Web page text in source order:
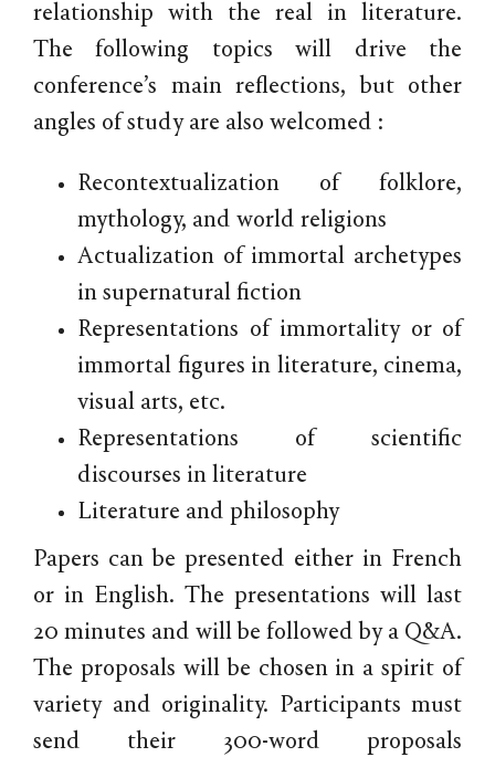
relationship with the real in literature.
The following topics will drive the
conference’s main reflections, but other
angles of study are also welcomed :
Recontextualization of folklore,
mythology, and world religions
Actualization of immortal archetypes
in supernatural fiction
Representations of immortality or of
immortal figures in literature, cinema,
visual arts, etc.
Representations of scientific
discourses in literature
Literature and philosophy
Papers can be presented either in French
or in English. The presentations will last
20 minutes and will be followed by a Q&A.
The proposals will be chosen in a spirit of
variety and originality. Participants must
send their 300-word proposals